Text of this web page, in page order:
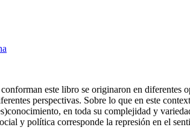
este libro se originaron en
perspectivas. Sobre lo que en este
en toda su complejidad y
y política corresponde la represión en el